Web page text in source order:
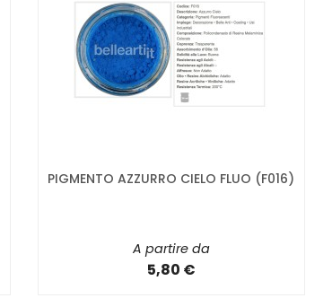
PIGMENTO AZZURRO CIELO FLUO (F016)
A partire da
5,80 €